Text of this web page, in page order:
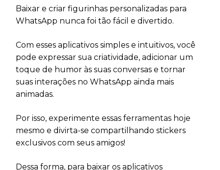
Baixar e criar figurinhas personalizadas para
WhatsApp nunca foi tão fácil e divertido.
Com esses aplicativos simples e intuitivos, você
pode expressar sua criatividade, adicionar um
toque de humor às suas conversas e tornar
suas interações no WhatsApp ainda mais
animadas.
Por isso, experimente essas ferramentas hoje
mesmo e divirta-se compartilhando stickers
exclusivos com seus amigos!
Dessa forma, para baixar os aplicativos